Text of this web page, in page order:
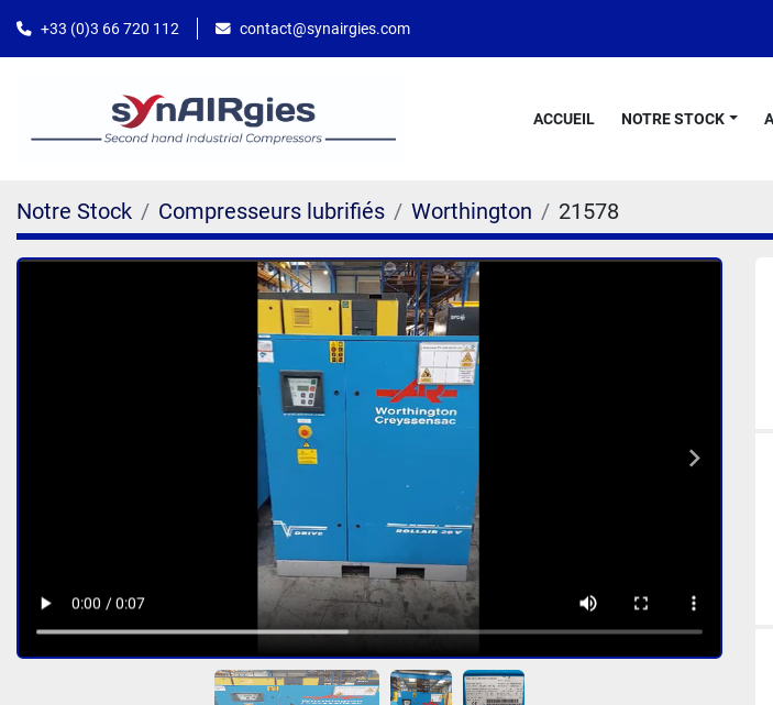
+33 (0)3 66 720 112 contact@synairgies.com
ACCUEIL NOTRE STOCK
Notre Stock Compresseurs lubrifiés Worthington 21578